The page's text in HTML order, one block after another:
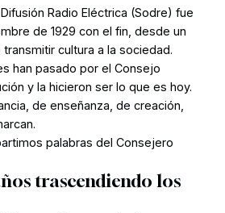
Radio Eléctrica (Sodre) fue
de 1929 con el fin, desde un
cultura a la sociedad.
han pasado por el Consejo
y la hicieron ser lo que es hoy.
de enseñanza, de creación,
palabras del Consejero
trascendiendo los